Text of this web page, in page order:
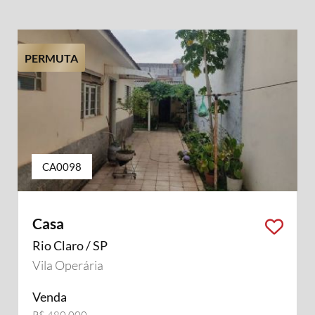
PERMUTA
CA0098
Casa
Rio Claro / SP
Vila Operária
Venda